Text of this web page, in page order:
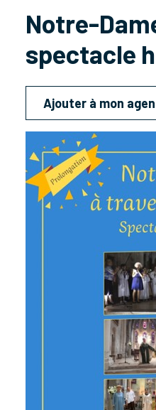
Notre-
spectacle
Ajouter à mon